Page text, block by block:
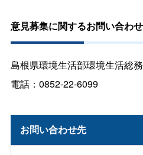
意見募集に関するお問い合わ
島根県環境生活部環境生活総
電話：0852-22-6099
お問い合わせ先